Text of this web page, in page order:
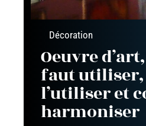
Décoration
Oeuvre
faut
l’utiliser et
harmoniser